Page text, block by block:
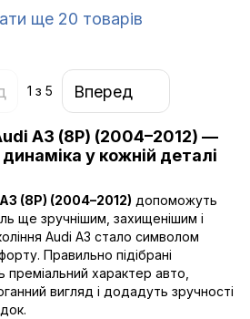
ще 20 товарів
1 з 5 Вперед
A3 (8P) (2004–2012) —
у кожній деталі
(8P) (2004–2012) допоможуть
ще зручнішим, захищенішим і
Audi A3 стало символом
Правильно підібрані
преміальний характер авто,
вигляд і додадуть зручності